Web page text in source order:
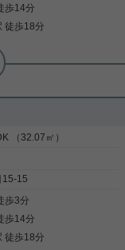
歩14分
徒歩18分
陽当たり良好☆
階建ての分譲賃貸マン
望陽当たり良好 ・キッチ
！
（32.07㎡）
15-15
歩3分
歩14分
徒歩18分